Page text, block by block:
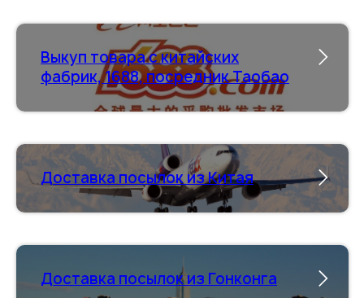
Выкуп товара с китайских
фабрик, 1688, посредник Таобао
Доставка посылок из Китая
Доставка посылок из Гонконга